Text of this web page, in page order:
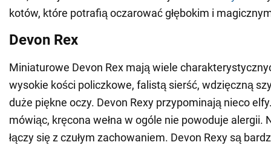
kotów, które potrafią oczarować głębokim i
Devon Rex
Miniaturowe Devon Rex mają wiele
wysokie kości policzkowe, falistą sierść, wdzięczną
duże piękne oczy. Devon Rexy przypominają nieco
mówiąc, kręcona wełna w ogóle nie powoduje alergii.
łączy się z czułym zachowaniem. Devon Rexy są